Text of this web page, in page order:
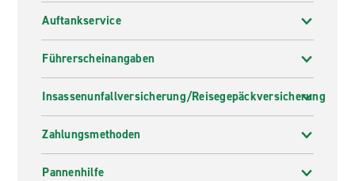
Auftankservice
Führerscheinangaben
Insassenunfallversicherung/Reisegepäckversicherung
Zahlungsmethoden
Pannenhilfe